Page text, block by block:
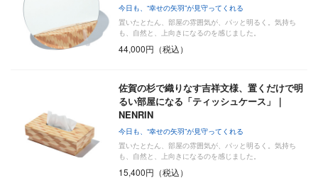
今日も、“幸せの矢羽”が見守ってくれる
置いたとたん、部屋の雰囲気が、パッと明るく。気持ち
も、自然と、上向きになるのを感じました。
44,000円（税込）
佐賀の杉で織りなす吉祥文様、置くだけで明
るい部屋になる「ティッシュケース」｜
NENRIN
今日も、“幸せの矢羽”が見守ってくれる
置いたとたん、部屋の雰囲気が、パッと明るく。気持ち
も、自然と、上向きになるのを感じました。
15,400円（税込）